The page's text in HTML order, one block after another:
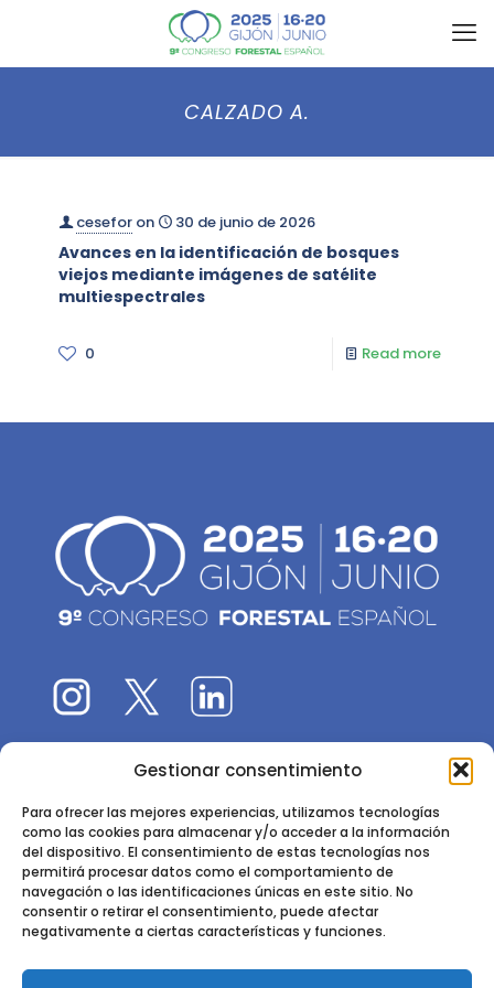
Gestionar consentimiento
Para ofrecer las mejores experiencias, utilizamos tecnologías
como las cookies para almacenar y/o acceder a la información
del dispositivo. El consentimiento de estas tecnologías nos
permitirá procesar datos como el comportamiento de
navegación o las identificaciones únicas en este sitio. No
consentir o retirar el consentimiento, puede afectar
negativamente a ciertas características y funciones.
CALZADO A.
cesefor on 30 de junio de 2026
Avances en la identificación de bosques
viejos mediante imágenes de satélite
multiespectrales
0 Read more
El 9CFE es una actividad promovida por laSociedad
Instituto de Ciencias Forestales, INIA-CSIC
Ctra. de la Coruña km 7,5 - 28040 Madrid